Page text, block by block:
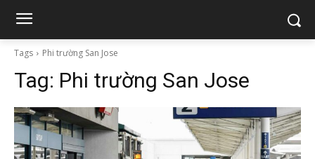
Tags Phi trường San Jose
Tag: Phi trường San Jose